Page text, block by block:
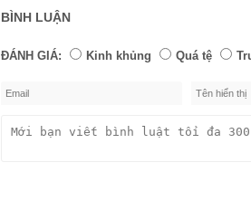
BÌNH LUẬN
ĐÁNH GIÁ: Kinh khủng Quá tệ